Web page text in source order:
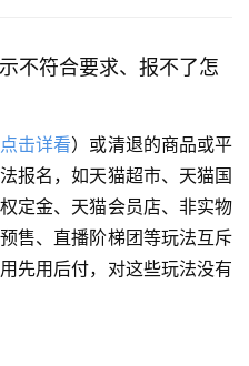
不符合要求、报不了怎
点击详看）或清退的商品或平
报名，如天猫超市、天猫国
定金、天猫会员店、非实物
售、直播阶梯团等玩法互斥
先用后付，对这些玩法没有